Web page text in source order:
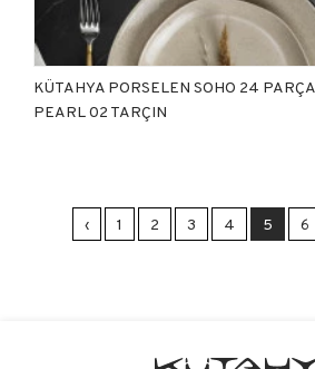
KÜTAHYA PORSELEN SOHO 24
PEARL 02 TARÇIN
‹ 1 2 3 4 5 6